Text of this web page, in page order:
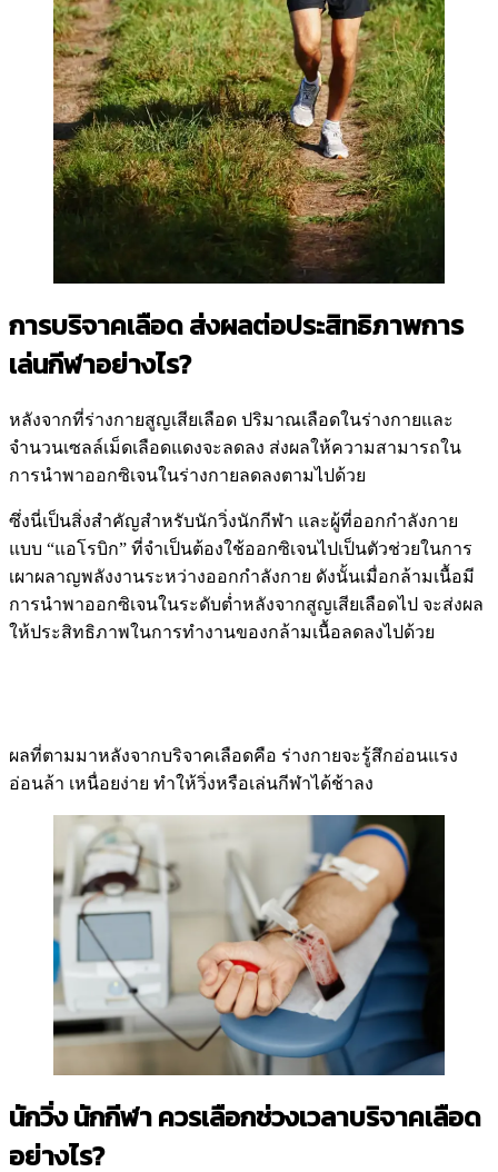
การบริจาคเลือด ส่งผลต่อประสิทธิภาพการ
เล่นกีฬาอย่างไร?
หลังจากที่ร่างกายสูญเสียเลือด ปริมาณเลือดในร่างกายและ
จำนวนเซลล์เม็ดเลือดแดงจะลดลง ส่งผลให้ความสามารถใน
การนำพาออกซิเจนในร่างกายลดลงตามไปด้วย
ซึ่งนี่เป็นสิ่งสำคัญสำหรับนักวิ่งนักกีฬา และผู้ที่ออกกำลังกาย
แบบ “แอโรบิก” ที่จำเป็นต้องใช้ออกซิเจนไปเป็นตัวช่วยในการ
เผาผลาญพลังงานระหว่างออกกำลังกาย ดังนั้นเมื่อกล้ามเนื้อมี
การนำพาออกซิเจนในระดับต่ำหลังจากสูญเสียเลือดไป จะส่งผล
ให้ประสิทธิภาพในการทำงานของกล้ามเนื้อลดลงไปด้วย
ผลที่ตามมาหลังจากบริจาคเลือดคือ ร่างกายจะรู้สึกอ่อนแรง
อ่อนล้า เหนื่อยง่าย ทำให้วิ่งหรือเล่นกีฬาได้ช้าลง
นักวิ่ง นักกีฬา ควรเลือกช่วงเวลาบริจาคเลือด
อย่างไร?